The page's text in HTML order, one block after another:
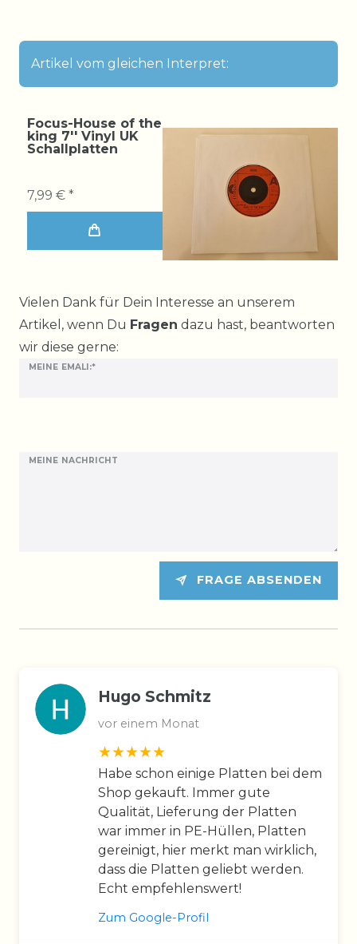
Artikel vom gleichen Interpret:
Focus-House of the
king 7'' Vinyl UK
Schallplatten
7,99 € *
Vielen Dank für Dein Interesse an unserem
Artikel, wenn Du Fragen dazu hast, beantworten
wir diese gerne:
MEINE EMALI:*
MEINE NACHRICHT
Ceres::Template.mailFormHoneypotLabel
FRAGE ABSENDEN
Hugo Schmitz
vor einem Monat
Habe schon einige Platten bei dem
Shop gekauft. Immer gute
Qualität, Lieferung der Platten
war immer in PE-Hüllen, Platten
gereinigt, hier merkt man wirklich,
dass die Platten geliebt werden.
Echt empfehlenswert!
Zum Google-Profil